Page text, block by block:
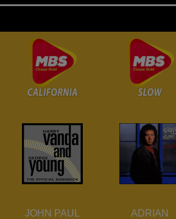
JOHN PAUL
ADRIAN